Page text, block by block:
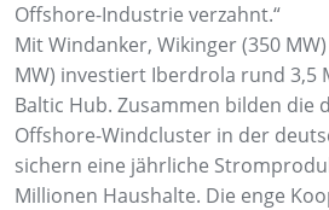
Offshore-Industrie verzahnt.“
Mit Windanker, Wikinger (350
MW) investiert Iberdrola rund 3,5
Baltic Hub. Zusammen bilden die
Offshore-Windcluster in der
sichern eine jährliche
Millionen Haushalte. Die enge